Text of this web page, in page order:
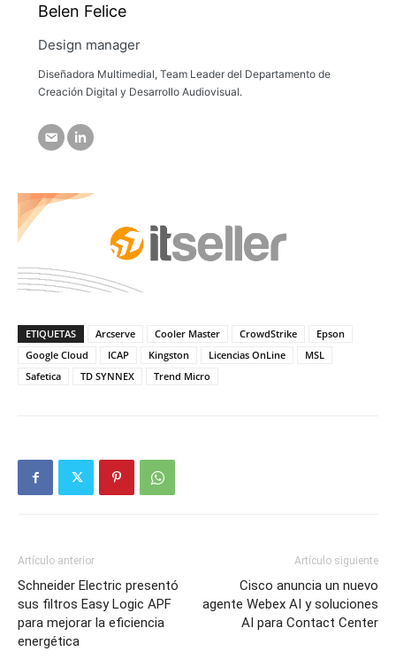
Belen Felice
Design manager
Diseñadora Multimedial, Team Leader del Departamento de
Creación Digital y Desarrollo Audiovisual.
ETIQUETAS Arcserve Cooler Master CrowdStrike
Epson
Google Cloud
ICAP Kingston Licencias OnLine
MSL
Safetica
TD SYNNEX Trend Micro
Artículo anterior
Schneider Electric presentó
sus filtros Easy Logic APF
para mejorar la eficiencia
energética
Artículo siguiente
Cisco anuncia un nuevo
agente Webex AI y soluciones
AI para Contact Center